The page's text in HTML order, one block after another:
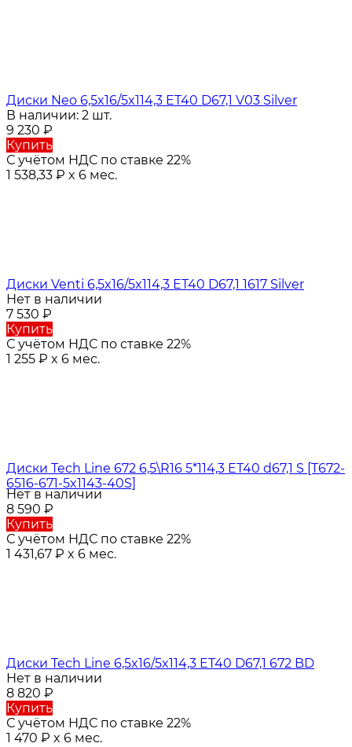
Диски Neo 6,5x16/5x114,3 ET40 D67,1 V03 Silver
В наличии: 2 шт.
9 230 ₽
Купить
С учётом НДС по ставке 22%
1 538,33 ₽ x 6 мес.
Диски Venti 6,5x16/5x114,3 ET40 D67,1 1617 Silver
Нет в наличии
7 530 ₽
Купить
С учётом НДС по ставке 22%
1 255 ₽ x 6 мес.
Диски Tech Line 672 6,5\R16 5*114,3 ET40 d67,1 S [T672-
6516-671-5x1143-40S]
Нет в наличии
8 590 ₽
Купить
С учётом НДС по ставке 22%
1 431,67 ₽ x 6 мес.
Диски Tech Line 6,5x16/5x114,3 ET40 D67,1 672 BD
Нет в наличии
8 820 ₽
Купить
С учётом НДС по ставке 22%
1 470 ₽ x 6 мес.